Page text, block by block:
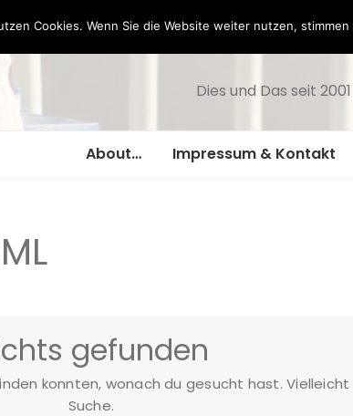
Dies und Das seit 2001
About… Impressum & Kontakt
gefunden
konnten, wonach du gesucht hast.
Suche.
Cookies. Wenn Sie die Website weiter nutzen,